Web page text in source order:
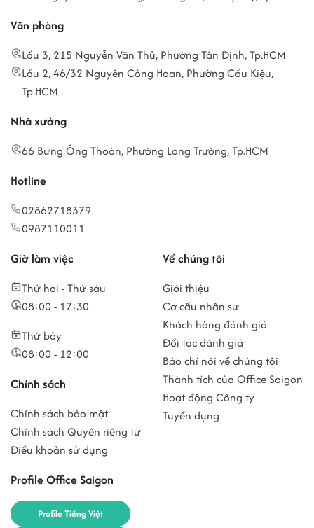
Văn phòng
Lầu 3, 215 Nguyễn Văn Thủ, Phường Tân Định, Tp.HCM
Lầu 2, 46/32 Nguyễn Công Hoan, Phường Cầu Kiệu,
Tp.HCM
Nhà xưởng
66 Bưng Ông Thoàn, Phường Long Trường, Tp.HCM
Hotline
02862718379
0987110011
Giờ làm việc
Thứ hai - Thứ sáu
08:00 - 17:30
Thứ bảy
08:00 - 12:00
Chính sách
Chính sách bảo mật
Chính sách Quyền riêng tư
Điều khoản sử dụng
Profile Office Saigon
Profile Tiếng Việt
Về chúng tôi
Giới thiệu
Cơ cấu nhân sự
Khách hàng đánh giá
Đối tác đánh giá
Báo chí nói về chúng tôi
Thành tích của Office Saigon
Hoạt động Công ty
Tuyển dụng